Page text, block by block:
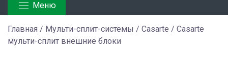
Меню
Главная / Мульти-сплит-системы / Casarte / Casarte
мульти-сплит внешние блоки